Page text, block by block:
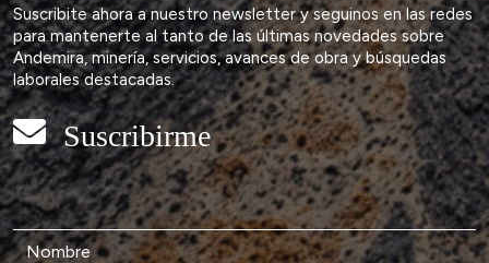
Suscribite ahora a nuestro newsletter y seguinos en las redes
para mantenerte al tanto de las últimas novedades sobre
Andemira, minería, servicios, avances de obra y búsquedas
laborales destacadas.
Suscribirme
Nombre